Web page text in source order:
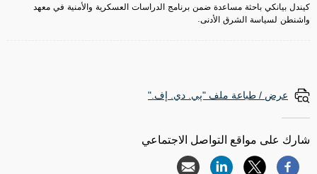
كيندل بيانكي باحثة مساعدة ضمن برنامج الدراسات العسكرية والأمنية في معهد
واشنطن لسياسة الشرق الأدنى.
عرض / طباعة ملف "پي. دي. إف."
شارك على مواقع التواصل الاجتماعي